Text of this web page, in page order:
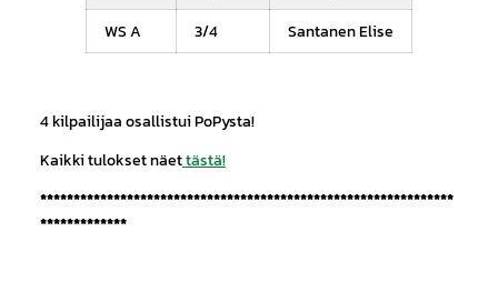
WS A
3/4 Santanen Elise
4 kilpailijaa osallistui PoPysta!
Kaikki tulokset näettästä!
**************************************************************
*************